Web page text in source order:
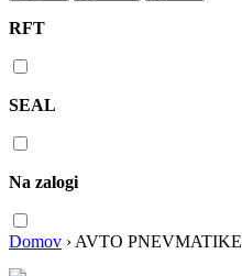
RFT
SEAL
Na zalogi
Domov › AVTO PNEVMATIKE